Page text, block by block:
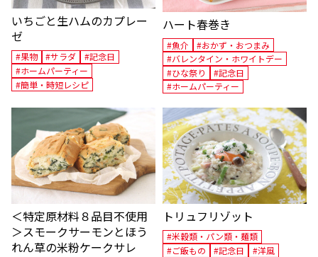
いちごと生ハムのカプレー
ゼ
#果物 #サラダ
#記念日
#ホームパーティー
#簡単・時短レシピ
ハート春巻き
#魚介
#おかず・おつまみ
#バレンタイン・ホワイトデー
#ひな祭り
#記念日
#ホームパーティー
＜特定原材料８品目不使用
＞スモークサーモンとほう
れん草の米粉ケークサレ
トリュフリゾット
#米穀類・パン類・麺類
#ご飯もの
#記念日
#洋風